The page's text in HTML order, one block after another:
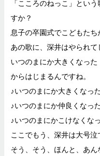
「こころのねっこ」とい
すか？
息子の卒園式でこどもたち
あの歌に、深井はやられて
いつのまにか大きくなった
からはじまるんですね。
♪いつのまにか大きくなった
♪いつのまにか仲良くなった
♪いつのまにかこけなくな
ここでもう、深井は大号泣
そう、そう、ほんと、あ